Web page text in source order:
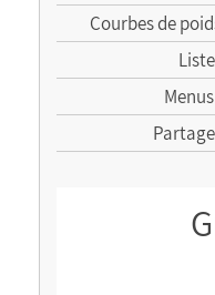
Courbes de